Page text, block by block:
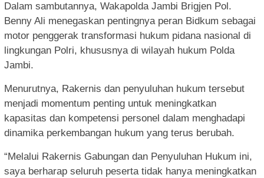
Dalam sambutannya, Wakapolda Jambi Brigjen Pol.
Benny Ali menegaskan pentingnya peran Bidkum sebagai
motor penggerak transformasi hukum pidana nasional di
lingkungan Polri, khususnya di wilayah hukum Polda
Jambi.
Menurutnya, Rakernis dan penyuluhan hukum tersebut
menjadi momentum penting untuk meningkatkan
kapasitas dan kompetensi personel dalam menghadapi
dinamika perkembangan hukum yang terus berubah.
“Melalui Rakernis Gabungan dan Penyuluhan Hukum ini,
saya berharap seluruh peserta tidak hanya meningkatkan